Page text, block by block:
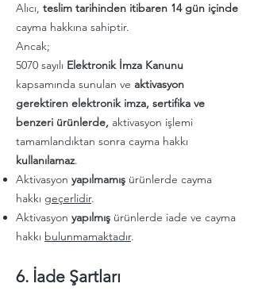
Alıcı, teslim tarihinden itibaren 14 gün içinde
cayma hakkına sahiptir.
Ancak;
5070 sayılı Elektronik İmza Kanunu
kapsamında sunulan ve aktivasyon
gerektiren elektronik imza, sertifika ve
benzeri ürünlerde, aktivasyon işlemi
tamamlandıktan sonra cayma hakkı
kullanılamaz.
Aktivasyon yapılmamış ürünlerde cayma
hakkı geçerlidir.
Aktivasyon yapılmış ürünlerde iade ve cayma
hakkı bulunmamaktadır.
6. İade Şartları